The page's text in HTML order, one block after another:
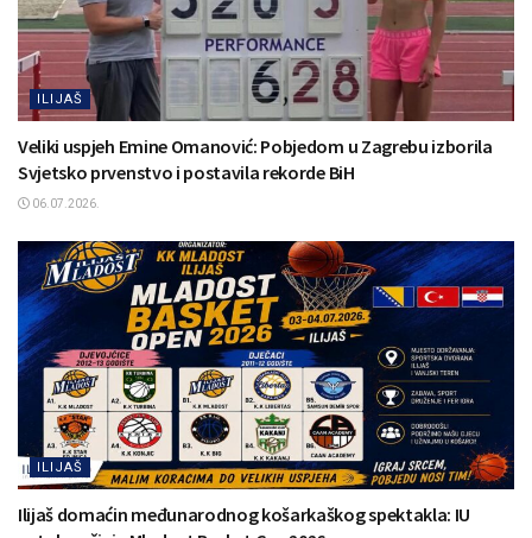
ILIJAŠ
Veliki uspjeh Emine Omanović: Pobjedom u Zagrebu izborila
Svjetsko prvenstvo i postavila rekorde BiH
06.07.2026.
ILIJAŠ
Ilijaš domaćin međunarodnog košarkaškog spektakla: IU